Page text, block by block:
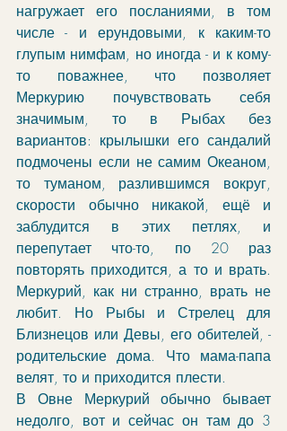
нагружает его посланиями, в том
числе - и ерундовыми, к каким-то
глупым нимфам, но иногда - и к кому-
то поважнее, что позволяет
Меркурию почувствовать себя
значимым, то в Рыбах без
вариантов: крылышки его сандалий
подмочены если не самим Океаном,
то туманом, разлившимся вокруг,
скорости обычно никакой, ещё и
заблудится в этих петлях, и
перепутает что-то, по 20 раз
повторять приходится, а то и врать.
Меркурий, как ни странно, врать не
любит. Но Рыбы и Стрелец для
Близнецов или Девы, его обителей, -
родительские дома. Что мама-папа
велят, то и приходится плести.
В Овне Меркурий обычно бывает
недолго, вот и сейчас он там до 3